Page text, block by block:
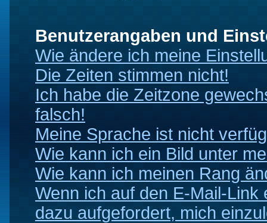
Benutzerangaben und
Wie ändere ich meine
Die Zeiten stimmen nicht!
Ich habe die Zeitzone
falsch!
Meine Sprache ist nicht
Wie kann ich ein Bild unter
Wie kann ich meinen Rang
Wenn ich auf den E-Mail-
dazu aufgefordert, mich